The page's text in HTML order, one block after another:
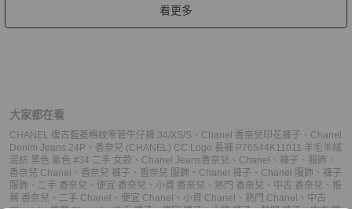
看更多
大家都在看
CHANEL 復古藍菱格紋窄管牛仔褲 34/XS/S 、 Chanel 香奈兒印花褲子 、 Chanel
Denim Jeans 24P 、 香奈兒 (CHANEL) CC Logo 長褲 P76544K11011 羊毛羊絨
混紡 黑色 紫色 #34 二手 女款 、 Chanel Jeans香奈兒 、 Chanel 、 褲子 、 服飾 、
香奈兒 Chanel 、 香奈兒 褲子 、 香奈兒 服飾 、 Chanel 褲子 、 Chanel 服飾 、 褲子
服飾 、 二手 香奈兒 、 便宜 香奈兒 、 小資 香奈兒 、 熱門 香奈兒 、 中古 香奈兒 、 推
薦 香奈兒 、 二手 Chanel 、 便宜 Chanel 、 小資 Chanel 、 熱門 Chanel 、 中古